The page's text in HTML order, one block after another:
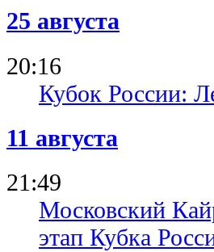
25 августа
20:16
Кубок России:
11 августа
21:49
Московский
этап Кубка